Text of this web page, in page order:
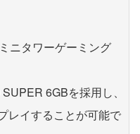
ニタワーゲーミング
6GBを採用し、
レイすることが可能で